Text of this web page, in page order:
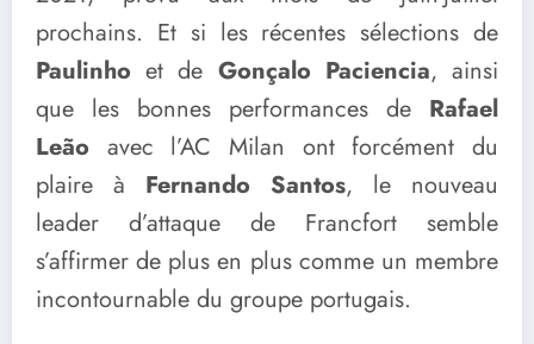
prochains. Et si les récentes sélections de
Paulinho et de Gonçalo Paciencia, ainsi
que les bonnes performances de Rafael
Leão avec l’AC Milan ont forcément du
plaire à Fernando Santos, le nouveau
leader d’attaque de Francfort semble
s’affirmer de plus en plus comme un membre
incontournable du groupe portugais.